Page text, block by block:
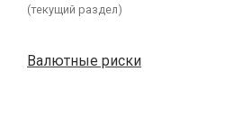
(текущий раздел)
Валютные риски